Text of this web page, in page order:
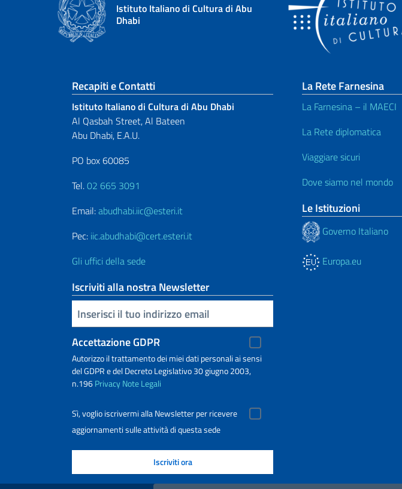
Istituto Italiano di Cultura di Abu
Dhabi
Sezione footer
Recapiti e Contatti
Istituto Italiano di Cultura di Abu Dhabi
Al Qasbah Street, Al Bateen
Abu Dhabi, E.A.U.
PO box 60085
Tel.02 665 3091
Email:abudhabi.iic@esteri.it
Pec: iic.abudhabi@cert.esteri.it
Gli uffici della sede
Iscriviti alla nostra Newsletter
Inserisci la tua email
Accettazione GDPR
Autorizzo il trattamento dei miei dati personali ai sensi
del GDPR e del Decreto Legislativo 30 giugno 2003,
n.196PrivacyNote Legali
Sì, voglio iscrivermi alla Newsletter per ricevere
aggiornamenti sulle attività di questa sede
La Rete Farnesina
La Farnesina – il MAECI
La Rete diplomatica
Viaggiare sicuri
Dove siamo nel mondo
Le Istituzioni
Governo Italiano
Europa.eu